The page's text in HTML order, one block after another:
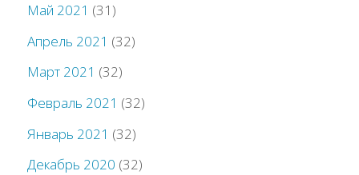
Май 2021 (31)
Апрель 2021 (32)
Март 2021 (32)
Февраль 2021 (32)
Январь 2021 (32)
Декабрь 2020 (32)